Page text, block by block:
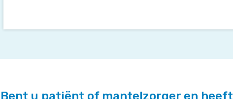
Bent u patiënt of mantelzorger en heeft